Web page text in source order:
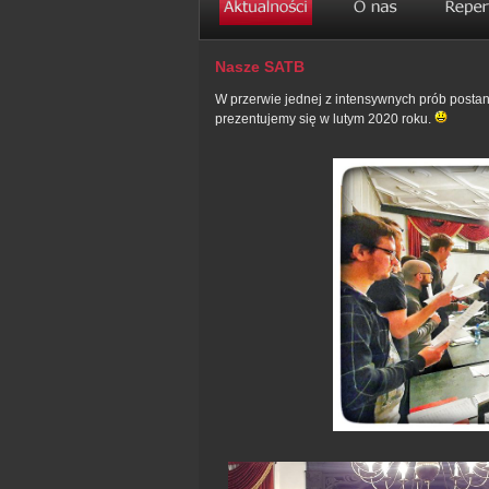
Nasze SATB
W przerwie jednej z intensywnych prób
prezentujemy się w lutym 2020 roku.